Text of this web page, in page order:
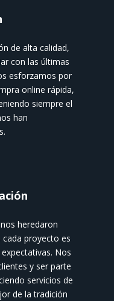
de alta calidad,
con las últimas
esforzamos por
online rápida,
siempre el
han
heredaron
proyecto es
Nos
y ser parte
servicios de
de la tradición